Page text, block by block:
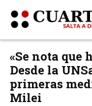
«Se nota que
Desde la
primeras
Milei